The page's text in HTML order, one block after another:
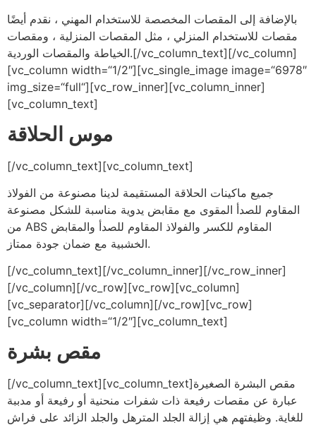
بالإضافة إلى المقصات المخصصة للاستخدام المهني ، نقدم أيضًا
مقصات للاستخدام المنزلي ، مثل المقصات المنزلية ، ومقصات
الخياطة والمقصات الوردية.[/vc_column_text][/vc_column]
[vc_column width=“1/2″][vc_single_image image=“6978″
img_size=“full“][vc_row_inner][vc_column_inner]
[vc_column_text]
موس الحلاقة
[/vc_column_text][vc_column_text]
جميع ماكينات الحلاقة المستقيمة لدينا مصنوعة من الفولاذ
المقاوم للصدأ المقوى مع مقابض يدوية مناسبة للشكل مصنوعة
من ABS المقاوم للكسر والفولاذ المقاوم للصدأ والمقابض
الخشبية مع ضمان جودة ممتاز.
[/vc_column_text][/vc_column_inner][/vc_row_inner]
[/vc_column][/vc_row][vc_row][vc_column]
[vc_separator][/vc_column][/vc_row][vc_row]
[vc_column width=“1/2″][vc_column_text]
مقص بشرة
[/vc_column_text][vc_column_text]مقص البشرة الصغيرة
عبارة عن مقصات رفيعة ذات شفرات منحنية أو رفيعة أو مدببة
للغاية. وظيفتهم هي إزالة الجلد المترهل والجلد الزائد على فراش